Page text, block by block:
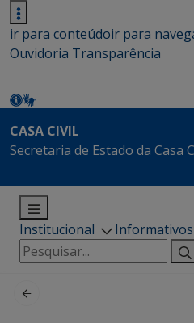
ir para conteúdoir para
Ouvidoria Transparência
CASA CIVIL
Secretaria de Estado da Casa
Institucional Informativos
Pesquisar
por: